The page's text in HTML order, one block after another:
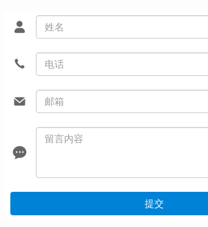
提交